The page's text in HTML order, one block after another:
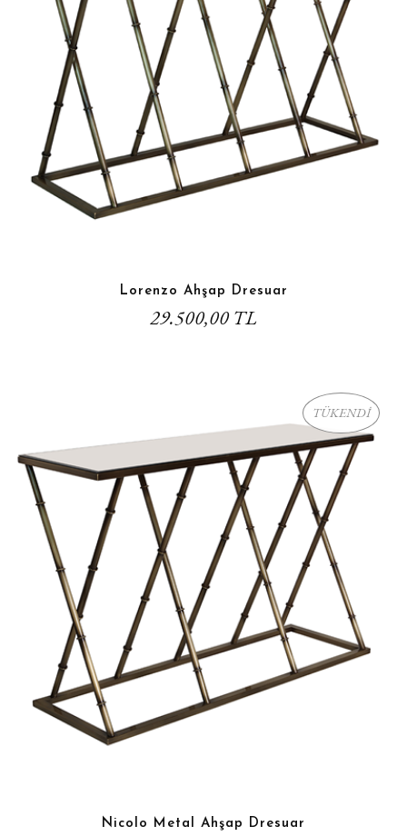
Lorenzo Ahşap Dresuar
29.500,00 TL
TÜKENDİ
Nicolo Metal Ahşap Dresuar